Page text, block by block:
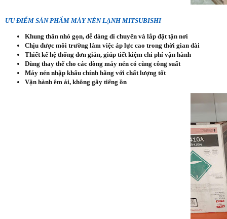
ƯU ĐIỂM SẢN PHẨM MÁY NÉN LẠNH MITSUBISHI
Khung thân nhỏ gọn, dễ dàng di chuyển và lắp đặt tận nơi
Chịu được môi trường làm việc áp lực cao trong thời gian dài
Thiết kế hệ thống đơn giản, giúp tiết kiệm chi phí vận hành
Dùng thay thế cho các dòng máy nén có cùng công suất
Máy nén nhập khẩu chính hãng với chất lượng tốt
Vận hành êm ái, không gây tiếng ồn